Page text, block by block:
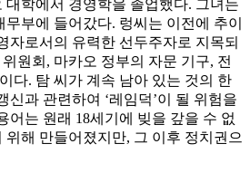
대학에서 경영학을 졸업했다. 그녀는
무부에 들어갔다. 렁씨는 이전에 추이
자로서의 유력한 선두주자로 지목되
원회, 마카오 정부의 자문 기구, 전
다. 탐 씨가 계속 남아 있는 것의 한
신과 관련하여 ‘레임덕’이 될 위험을
어는 원래 18세기에 빚을 갚을 수 없
위해 만들어졌지만, 그 이후 정치권으